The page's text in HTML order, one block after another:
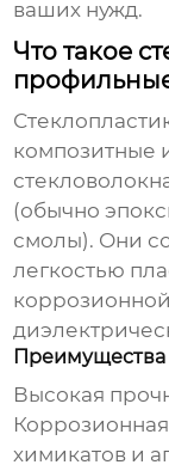
ваших нужд.
Что такое
композитные
(обычно
смолы). Они
легкостью
Преимущества
Высокая
химикатов и